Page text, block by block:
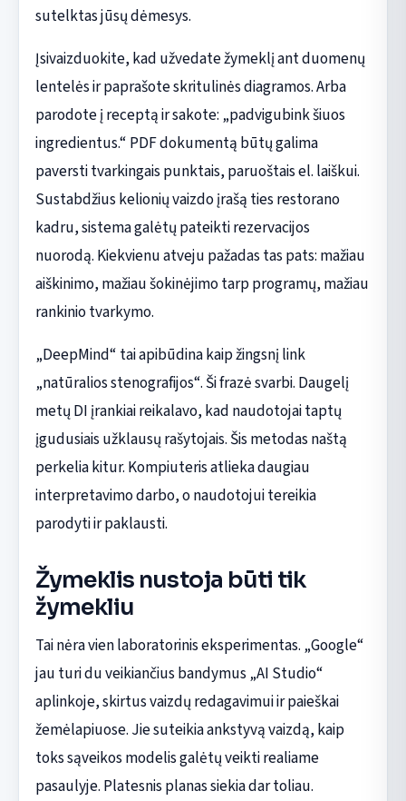
sutelktas jūsų dėmesys.
Įsivaizduokite, kad užvedate žymeklį ant duomenų
lentelės ir paprašote skritulinės diagramos. Arba
parodote į receptą ir sakote: „padvigubink šiuos
ingredientus.“ PDF dokumentą būtų galima
paversti tvarkingais punktais, paruoštais el. laiškui.
Sustabdžius kelionių vaizdo įrašą ties restorano
kadru, sistema galėtų pateikti rezervacijos
nuorodą. Kiekvienu atveju pažadas tas pats: mažiau
aiškinimo, mažiau šokinėjimo tarp programų, mažiau
rankinio tvarkymo.
„DeepMind“ tai apibūdina kaip žingsnį link
„natūralios stenografijos“. Ši frazė svarbi. Daugelį
metų DI įrankiai reikalavo, kad naudotojai taptų
įgudusiais užklausų rašytojais. Šis metodas naštą
perkelia kitur. Kompiuteris atlieka daugiau
interpretavimo darbo, o naudotojui tereikia
parodyti ir paklausti.
Žymeklis nustoja būti tik
žymekliu
Tai nėra vien laboratorinis eksperimentas. „Google“
jau turi du veikiančius bandymus „AI Studio“
aplinkoje, skirtus vaizdų redagavimui ir paieškai
žemėlapiuose. Jie suteikia ankstyvą vaizdą, kaip
toks sąveikos modelis galėtų veikti realiame
pasaulyje. Platesnis planas siekia dar toliau.